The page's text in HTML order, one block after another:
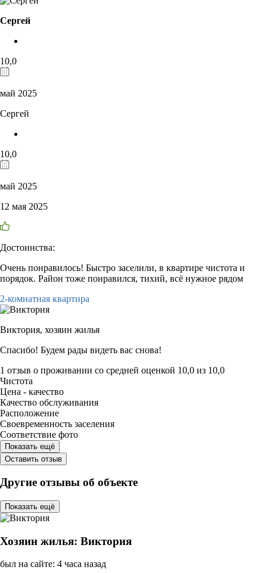
Сергей
10,0
май 2025
Сергей
10,0
май 2025
12 мая 2025
Достоинства:
Очень понравилось! Быстро заселили, в квартире чистота и
порядок. Район тоже понравился, тихий, всё нужное рядом
2-комнатная квартира
Виктория, хозяин жилья
Спасибо! Будем рады видеть вас снова!
1 отзыв о проживании со средней оценкой 10,0 из 10,0
Чистота
Цена - качество
Качество обслуживания
Расположение
Своевременность заселения
Соответствие фото
Показать ещё
Оставить отзыв
Другие отзывы об объекте
Показать ещё
Хозяин жилья: Виктория
был на сайте: 4 часа назад